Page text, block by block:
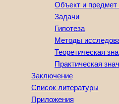
Объект и предмет
Задачи
Гипотеза
Методы
Теоретическая
Практическая
Заключение
Список литературы
Приложения